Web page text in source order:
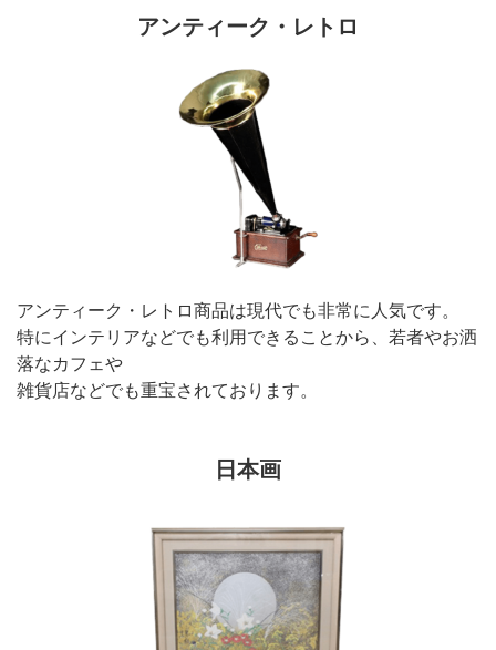
アンティーク・レトロ
アンティーク・レトロ商品は現代でも非常に人気です。
特にインテリアなどでも利用できることから、若者やお洒
落なカフェや
雑貨店などでも重宝されております。
日本画